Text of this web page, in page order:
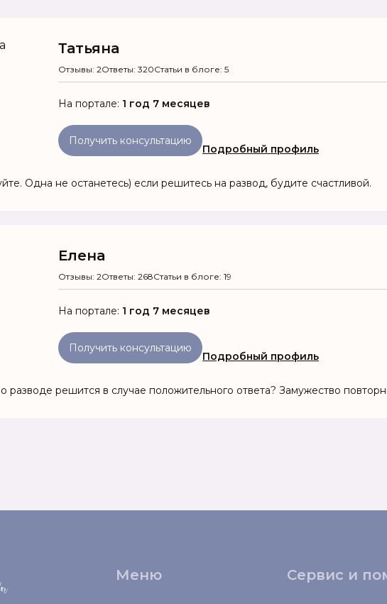
Татьяна
Отзывы: 2Ответы: 320Статьи в блоге: 5
На портале: 1 год 7 месяцев
Получить консультацию
Подробный профиль
Одна не останетесь) если решитесь на развод, будите счастливой.
Елена
Отзывы: 2Ответы: 268Статьи в блоге: 19
На портале: 1 год 7 месяцев
Получить консультацию
Подробный профиль
разводе решится в случае положительного ответа? Замужество
Меню Сервис и